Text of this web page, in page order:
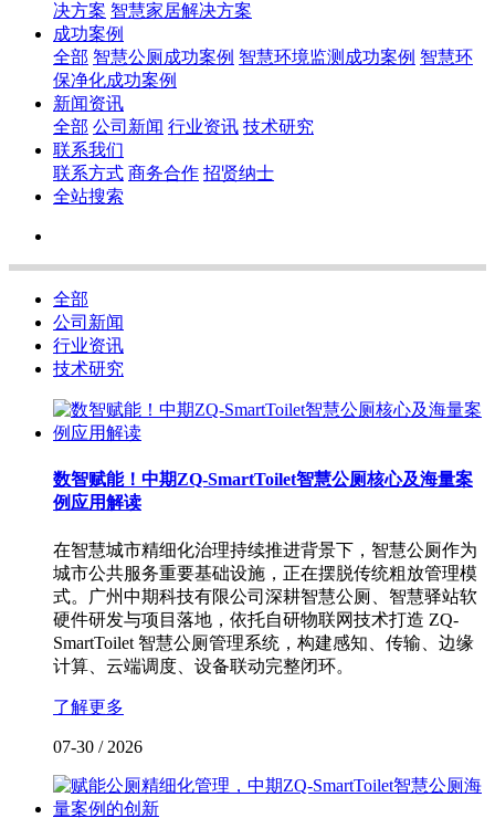
决方案 智慧家居解决方案
成功案例
全部 智慧公厕成功案例 智慧环境监测成功案例 智慧环
保净化成功案例
新闻资讯
全部 公司新闻 行业资讯 技术研究
联系我们
联系方式 商务合作 招贤纳士
全站搜索
全部
公司新闻
行业资讯
技术研究
数智赋能！中期ZQ-SmartToilet智慧公厕核心及海量案
例应用解读
在智慧城市精细化治理持续推进背景下，智慧公厕作为
城市公共服务重要基础设施，正在摆脱传统粗放管理模
式。广州中期科技有限公司深耕智慧公厕、智慧驿站软
硬件研发与项目落地，依托自研物联网技术打造 ZQ-
SmartToilet 智慧公厕管理系统，构建感知、传输、边缘
计算、云端调度、设备联动完整闭环。
了解更多
07-30 / 2026